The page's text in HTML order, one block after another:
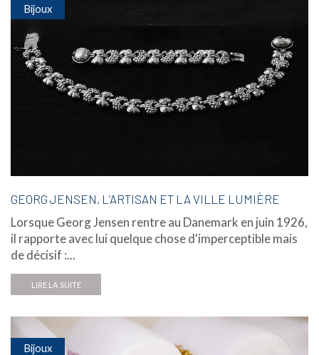
Bijoux
GEORG JENSEN, L’ARTISAN ET LA VILLE LUMIÈRE
Lorsque Georg Jensen rentre au Danemark en juin 1926,
il rapporte avec lui quelque chose d'imperceptible mais
de décisif :...
LIRE LA SUITE
Bijoux